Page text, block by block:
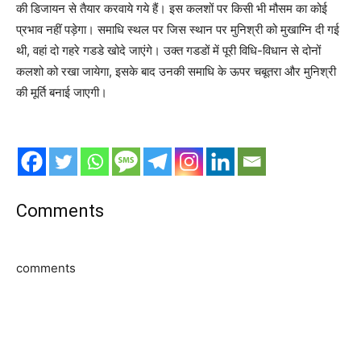
की डिजायन से तैयार करवाये गये हैं। इस कलशों पर किसी भी मौसम का कोई
प्रभाव नहीं पड़ेगा। समाधि स्थल पर जिस स्थान पर मुनिश्री को मुखाग्नि दी गई
थी, वहां दो गहरे गडडे खोदे जाएंगे। उक्त गडडों में पूरी विधि-विधान से दोनों
कलशो को रखा जायेगा, इसके बाद उनकी समाधि के ऊपर चबूतरा और मुनिश्री
की मूर्ति बनाई जाएगी।
Comments
comments